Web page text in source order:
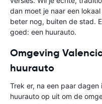
dan moet je naar een
beter nog, buiten de stad.
goed: een huurauto.
Omgeving
huurauto
Trek er, na een paar
huurauto op uit om de